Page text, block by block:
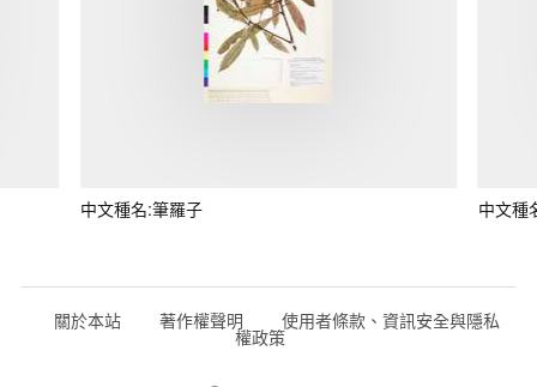
中文種名:筆羅子 中文種
關於本站 著作權聲明 使用者條款、資訊安全與隱私
權政策